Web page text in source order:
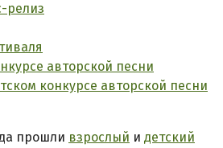
релиз
авторской песни
конкурсе авторской песни
прошли взрослый и детский